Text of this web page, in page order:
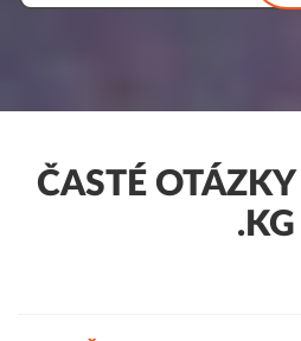
ČASTÉ
.KG